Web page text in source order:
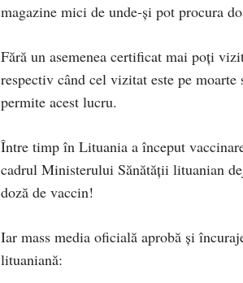
magazine mici de unde-și pot procura
Fără un asemenea certificat mai poți
respectiv când cel vizitat este pe
permite acest lucru.
Între timp în Lituania a început
cadrul Ministerului Sănătății lituanian
doză de vaccin!
Iar mass media oficială aprobă și
lituaniană: